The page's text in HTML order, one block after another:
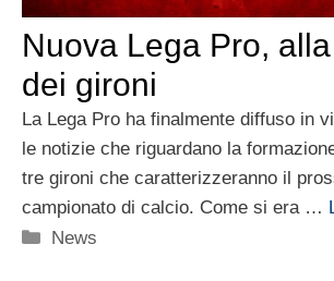
Nuova Lega Pro,
dei gironi
La Lega Pro ha finalmente diffuso in
le notizie che riguardano la
tre gironi che caratterizzeranno il
campionato di calcio. Come si era …
Categorie
News